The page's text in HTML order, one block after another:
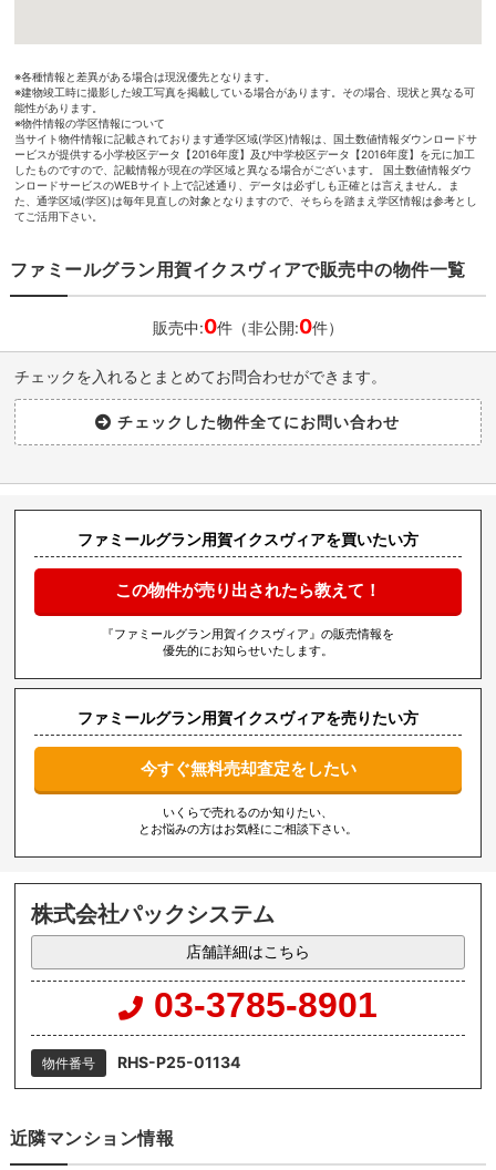
※各種情報と差異がある場合は現況優先となります。
※建物竣工時に撮影した竣工写真を掲載している場合があります。その場合、現状と異なる可
能性があります。
※物件情報の学区情報について
当サイト物件情報に記載されております通学区域(学区)情報は、国土数値情報ダウンロードサ
ービスが提供する小学校区データ【2016年度】及び中学校区データ【2016年度】を元に加工
したものですので、記載情報が現在の学区域と異なる場合がございます。 国土数値情報ダウ
ンロードサービスのWEBサイト上で記述通り、データは必ずしも正確とは言えません。ま
た、通学区域(学区)は毎年見直しの対象となりますので、そちらを踏まえ学区情報は参考とし
てご活用下さい。
ファミールグラン用賀イクスヴィアで販売中の物件一覧
販売中:0件（非公開:0件）
チェックを入れるとまとめてお問合わせができます。
ファミールグラン用賀イクスヴィアを買いたい方
この物件が売り出されたら教えて！
『ファミールグラン用賀イクスヴィア』の販売情報を
優先的にお知らせいたします。
ファミールグラン用賀イクスヴィアを売りたい方
今すぐ無料売却査定をしたい
いくらで売れるのか知りたい、
とお悩みの方はお気軽にご相談下さい。
株式会社パックシステム
店舗詳細はこちら
03-3785-8901
物件番号 RHS-P25-01134
近隣マンション情報